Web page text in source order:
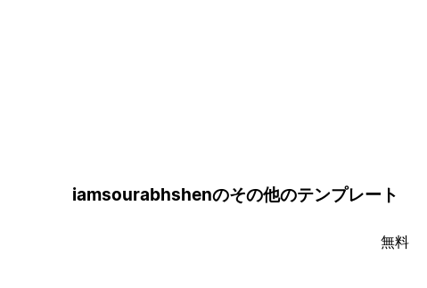
iamsourabhshenのその他のテンプレート
無料